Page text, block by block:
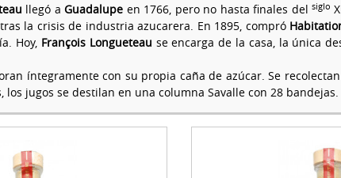
llegó aGuadalupe en 1766, pero no hasta finales del siglo
la crisis de industria azucarera. En 1895, compró
Hoy, François Longueteau se encarga de la casa, la única
íntegramente con su propia caña de azúcar. Se
los jugos se destilan en una columna Savalle con 28 bandejas.